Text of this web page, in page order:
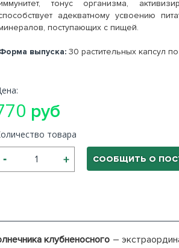
тонус организма,
адекватному усвоению
поступающих с пищей.
выпуска: 30 растительных капсул
руб
товара
СООБЩИТЬ О
клубненосного –